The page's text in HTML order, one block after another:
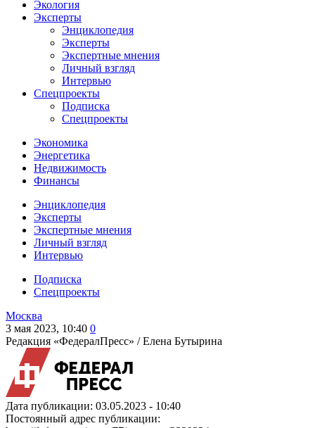
Экология
Эксперты
Энциклопедия
Эксперты
Экспертные мнения
Личный взгляд
Интервью
Спецпроекты
Подписка
Спецпроекты
Экономика
Энергетика
Недвижимость
Финансы
Энциклопедия
Эксперты
Экспертные мнения
Личный взгляд
Интервью
Подписка
Спецпроекты
Москва
3 мая 2023, 10:40 0
Редакция «ФедералПресс» /Елена Бутырина
Дата публикации: 03.05.2023 - 10:40
Постоянный адрес публикации: